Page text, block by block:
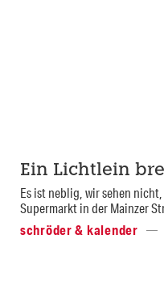
Ein Lichtlein
Es ist neblig, wir sehen
Supermarkt in der Mainzer
schröder & kalender